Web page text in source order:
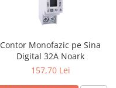
Contor Monofazic pe Sina
Digital 32A Noark
157,70 Lei